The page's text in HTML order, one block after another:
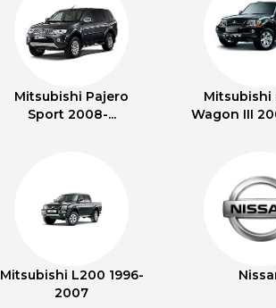
Mitsubishi Pajero
Sport 2008-...
Mitsubishi
Wagon III
Mitsubishi L200 1996-
2007